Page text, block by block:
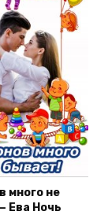
много не
Ева Ночь